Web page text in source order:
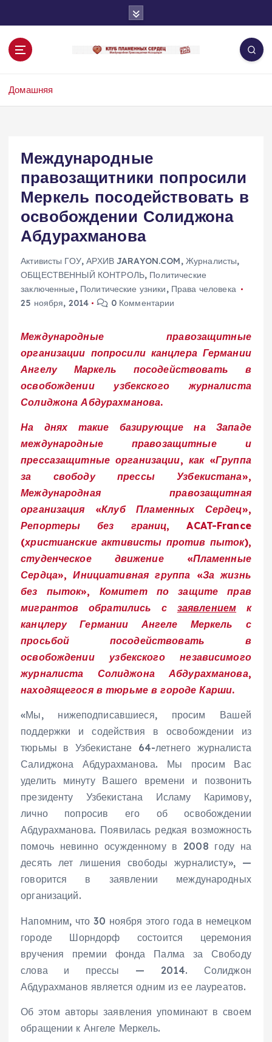
к
Домашняя
Международные
правозащитники попросили
Меркель посодействовать в
освобождении Солиджона
Абдурахманова
Активисты ГОУ,АРХИВ JARAYON.COM, Журналисты,
ОБЩЕСТВЕННЫЙ КОНТРОЛЬ, Политические
заключенные, Политические узники, Права человека
25 ноября, 2014
0 Комментарии
Международные правозащитные
организации попросили канцлера Германии
Ангелу Маркель посодействовать в
освобождении узбекского журналиста
Солиджона Абдурахманова.
На днях такие базирующие на Западе
международные правозащитные и
прессазащитные организации, как «Группа
за свободу прессы Узбекистана»,
Международная правозащитная
организация «Клуб Пламенных Сердец»,
Репортеры без границ, ACAT-France
(христианские активисты против пыток),
студенческое движение «Пламенные
Сердца», Инициативная группа «За жизнь
без пыток», Комитет по защите прав
мигрантов обратились с заявлением к
канцлеру Германии Ангеле Меркель с
просьбой посодействовать в
освобождении узбекского независимого
журналиста Солиджона Абдурахманова,
находящегося в тюрьме в городе Карши.
«Мы, нижеподписавшиеся, просим Вашей
поддержки и содействия в освобождении из
тюрьмы в Узбекистане 64-летнего журналиста
Салиджона Абдурахманова. Мы просим Вас
уделить минуту Вашего времени и позвонить
президенту Узбекистана Исламу Каримову,
лично попросив его об освобождении
Абдурахманова. Появилась редкая возможность
помочь невинно осужденному в 2008 году на
десять лет лишения свободы журналисту», —
говорится в заявлении международных
организаций.
Напомним, что 30 ноября этого года в немецком
городе Шорндорф состоится церемония
вручения премии фонда Палма за Свободу
слова и прессы — 2014. Солиджон
Абдурахманов является одним из ее лауреатов.
Об этом авторы заявления упоминают в своем
обращении к Ангеле Меркель.